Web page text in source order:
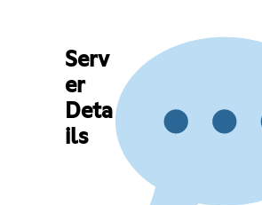
Serv
er
Deta
ils